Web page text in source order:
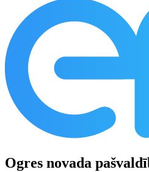
Ogres novada